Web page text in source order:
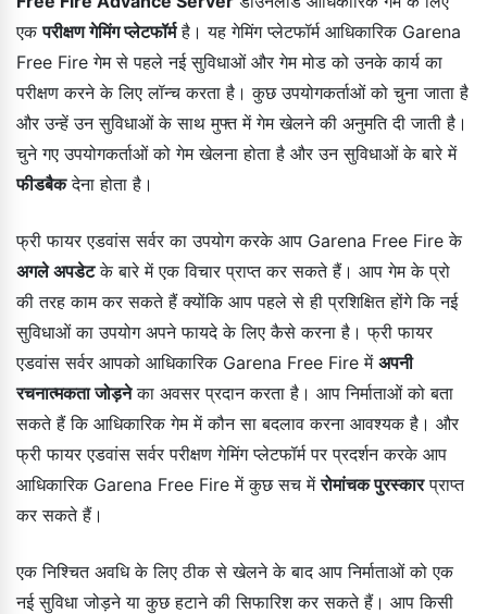
एकपरीक्षण गेमिंग प्लेटफॉर्महै। यह गेमिंग प्लेटफॉर्म आधिकारिक Garena
Free Fire गेम से पहले नई सुविधाओं और गेम मोड को उनके कार्य का
परीक्षण करने के लिए लॉन्च करता है। कुछ उपयोगकर्ताओं को चुना जाता है
और उन्हें उन सुविधाओं के साथ मुफ्त में गेम खेलने की अनुमति दी जाती है।
चुने गए उपयोगकर्ताओं को गेम खेलना होता है और उन सुविधाओं के बारे में
फीडबैकदेना होता है।
फ्री फायर एडवांस सर्वर का उपयोग करके आप Garena Free Fire के
अगले अपडेटके बारे में एक विचार प्राप्त कर सकते हैं। आप गेम के प्रो
की तरह काम कर सकते हैं क्योंकि आप पहले से ही प्रशिक्षित होंगे कि नई
सुविधाओं का उपयोग अपने फायदे के लिए कैसे करना है। फ्री फायर
एडवांस सर्वर आपको आधिकारिक Garena Free Fire में अपनी
रचनात्मकता जोड़नेका अवसर प्रदान करता है। आप निर्माताओं को बता
सकते हैं कि आधिकारिक गेम में कौन सा बदलाव करना आवश्यक है। और
फ्री फायर एडवांस सर्वर परीक्षण गेमिंग प्लेटफॉर्म पर प्रदर्शन करके आप
आधिकारिक Garena Free Fire में कुछ सच मेंरोमांचक पुरस्कारप्राप्त
कर सकते हैं।
एक निश्चित अवधि के लिए ठीक से खेलने के बाद आप निर्माताओं को एक
नई सुविधा जोड़ने या कुछ हटाने की सिफारिश कर सकते हैं। आप किसी